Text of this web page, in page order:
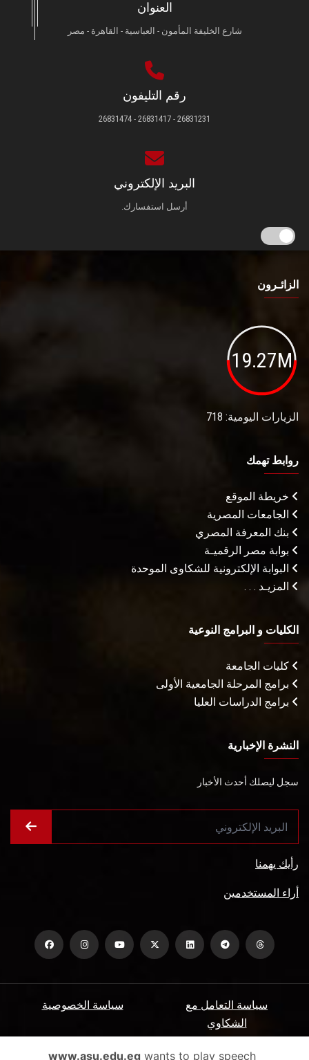
العنوان
شارع الخليفة المأمون - العباسية - القاهرة - مصر
رقم التليفون
26831231 - 26831417 - 26831474
البريد الإلكتروني
أرسل استفسارك.
الزائـرون
19.27M
الزيارات اليومية: 718
روابط تهمك
خريطة الموقع
الجامعات المصرية
بنك المعرفة المصري
بوابة مصر الرقميـة
البوابة الإلكترونية للشكاوى الموحدة
المزيـد . . .
الكليات و البرامج النوعية
كليات الجامعة
برامج المرحلة الجامعية الأولى
برامج الدراسات العليا
النشرة الإخبارية
سجل ليصلك أحدث الأخبار
رأيك يهمنا
أراء المستخدمين
سياسة الخصوصية
سياسة التعامل مع
الشكاوي
الأسئلة الشائعة ميثاق المتعاملين www.asu.edu.egwants to play speech